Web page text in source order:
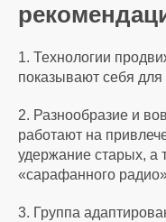
1. Технологии
показывают себя
2. Разнообразие и
работают на
удержание старых, а
«сарафанного
3. Группа